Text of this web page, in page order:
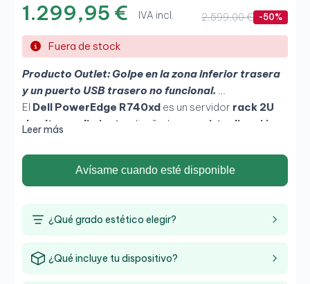
1.299,95 € IVA incl. 2.599,00 € -50%
Fuera de stock
Producto Outlet: Golpe en la zona inferior trasera
y un puerto USB trasero no funcional.
El Dell PowerEdge R740xd es un servidor rack 2U
de alto rendimiento
, diseñado para
virtualización,
entornos empresariales. EquipaIntel Xeon Silver
4114 de 10 núcleos ,32 GB de RAM DDR4 ECC
potente configuración de11 discos duros de 4 TB
plataforma escalable y fiable para operaciones 24/7
G200eW3facilita la administración remota y la
Leer más
Avísame cuando esté disponible
¿Qué grado estético elegir?
¿Qué incluye tu dispositivo?